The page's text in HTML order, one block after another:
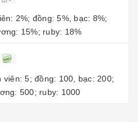
2%; đồng: 5%, bạc: 8%;
15%; ruby: 18%
5; đồng: 100, bạc: 200;
500; ruby: 1000